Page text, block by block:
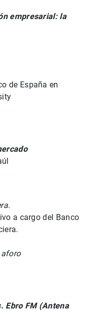
empresarial: la
de España en
a cargo del Banco
Ebro FM (Antena
1 2